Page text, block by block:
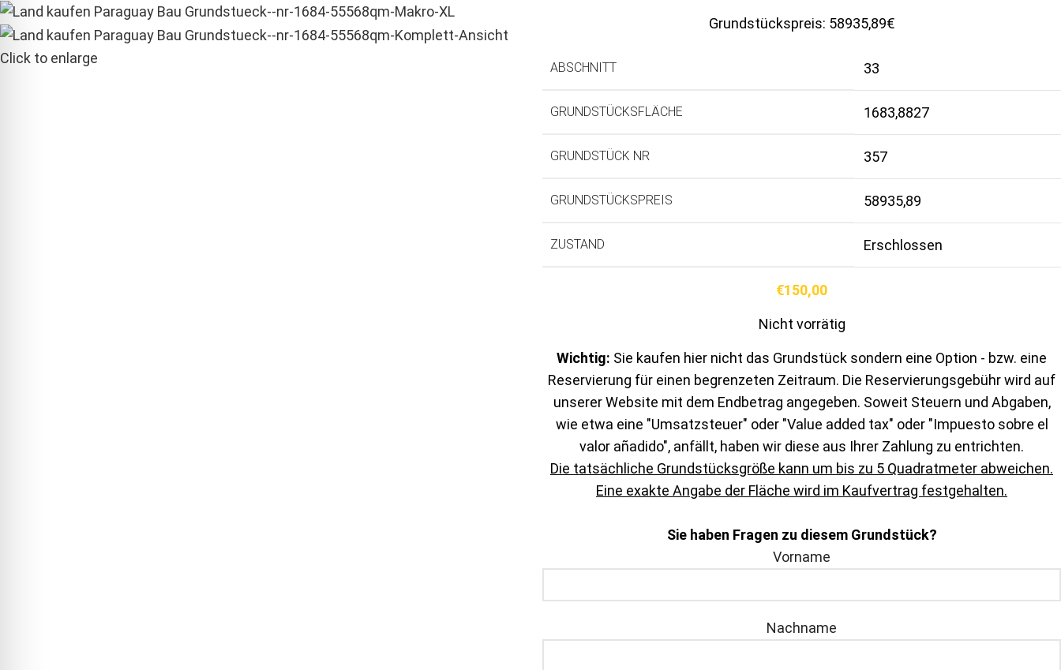
Click to enlarge
Grundstückspreis: 58935,89€
ABSCHNITT 33
GRUNDSTÜCKSFLÄCHE 1683,8827
GRUNDSTÜCK NR 357
GRUNDSTÜCKSPREIS 58935,89
ZUSTAND Erschlossen
€150,00
Nicht vorrätig
Wichtig: Sie kaufen hier nicht das Grundstück sondern eine Option - bzw. eine
Reservierung für einen begrenzeten Zeitraum. Die Reservierungsgebühr wird auf
unserer Website mit dem Endbetrag angegeben. Soweit Steuern und Abgaben,
wie etwa eine "Umsatzsteuer" oder "Value added tax" oder "Impuesto sobre el
valor añadido", anfällt, haben wir diese aus Ihrer Zahlung zu entrichten.
Die tatsächliche Grundstücksgröße kann um bis zu 5 Quadratmeter abweichen.
Eine exakte Angabe der Fläche wird im Kaufvertrag festgehalten.
Sie haben Fragen zu diesem Grundstück?
Vorname
Nachname